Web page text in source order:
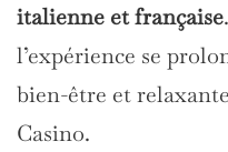
italienne et française
l’expérience se
bien-être et
Casino.